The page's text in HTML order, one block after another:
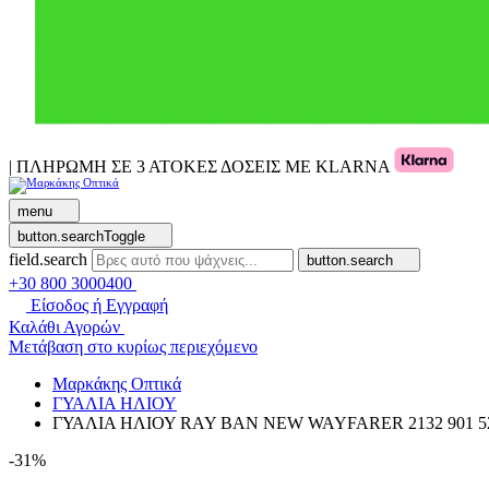
| ΠΛΗΡΩΜΗ ΣΕ 3 ΑΤΟΚΕΣ ΔΟΣΕΙΣ ΜΕ KLARNA
menu
button.searchToggle
field.search button.search
+30 800 3000400
Είσοδος ή Εγγραφή
Καλάθι Αγορών
Μετάβαση στο κυρίως περιεχόμενο
Μαρκάκης Οπτικά
ΓΥΑΛΙΑ ΗΛΙΟΥ
ΓΥΑΛΙΑ ΗΛΙΟΥ RAY BAN NEW WAYFARER 2132 901
-31%